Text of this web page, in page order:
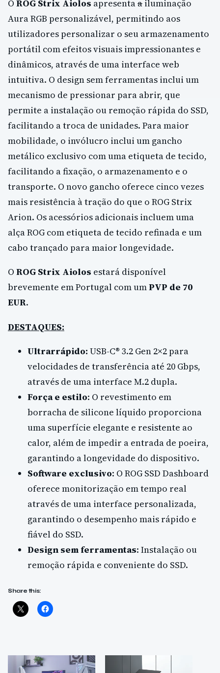
O ROG Strix Aiolos apresentaa iluminação
Aura RGB personalizável, permitindo aos
utilizadores personalizar o seu armazenamento
portátil com efeitos visuais impressionantes e
dinâmicos, através de uma interface web
intuitiva. O design sem ferramentas inclui um
mecanismo de pressionar para abrir, que
permite a instalação ou remoção rápida do SSD,
facilitando a troca de unidades. Para maior
mobilidade, o invólucro inclui um gancho
metálico exclusivo com uma etiqueta de tecido,
facilitando a fixação, o armazenamento e o
transporte. O novo gancho oferece cinco vezes
mais resistência à tração do que o ROG Strix
Arion. Os acessórios adicionais incluem uma
alça ROG com etiqueta de tecido refinada e um
cabo trançado para maior longevidade.
O ROG Strix Aiolos estará disponível
brevemente em Portugal com umPVP de 70
EUR.
DESTAQUES:
Ultrarrápido: USB-C® 3.2 Gen 2×2 para
velocidades de transferência até 20 Gbps,
através de uma interface M.2 dupla.
Força e estilo: O revestimento em
borracha de silicone líquido proporciona
uma superfície elegante e resistente ao
calor, além de impedir a entrada de poeira,
garantindo a longevidade do dispositivo.
Software exclusivo: O ROG SSD Dashboard
oferece monitorização em tempo real
através de uma interface personalizada,
garantindo o desempenho mais rápido e
fiável do SSD.
Design sem ferramentas: Instalação ou
remoção rápida e conveniente do SSD.
Share this: